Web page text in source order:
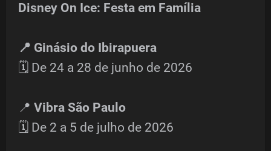
Disney On Ice: Festa em Família
📍 Ginásio do Ibirapuera
🗓️ De 24 a 28 de junho de 2026
📍 Vibra São Paulo
🗓️ De 2 a 5 de julho de 2026